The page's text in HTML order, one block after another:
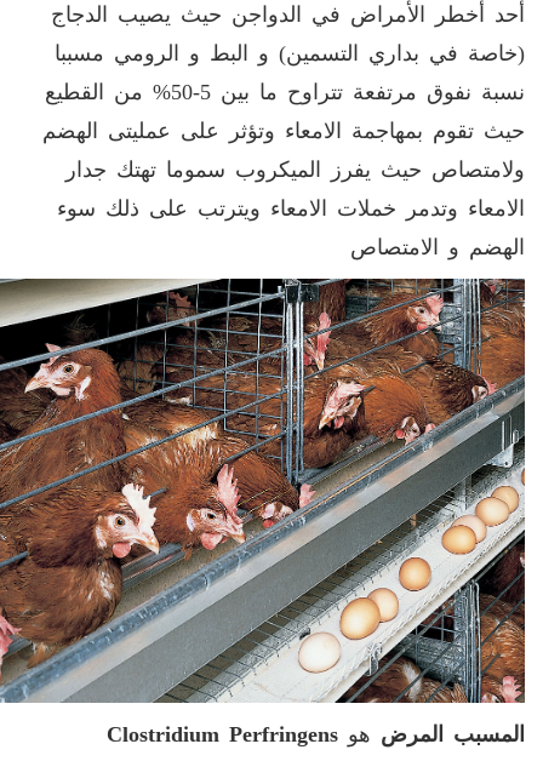
أحد أخطر الأمراض في الدواجن حيث يصيب الدجاج
(خاصة في بداري التسمين) و البط و الرومي مسببا
نسبة نفوق مرتفعة تتراوح ما بين 5-50% من القطيع
حيث تقوم بمهاجمة الامعاء وتؤثر على عمليتى الهضم
ولامتصاص حيث يفرز الميكروب سموما تهتك جدار
الامعاء وتدمر خملات الامعاء ويترتب على ذلك سوء
الهضم و الامتصاص
المسبب المرض هو Clostridium Perfringens